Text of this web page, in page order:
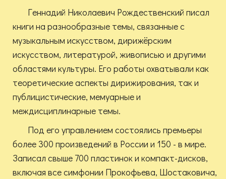
Геннадий Николаевич Рождественский писал
книги на разнообразные темы, связанные с
музыкальным искусством, дирижёрским
искусством, литературой, живописью и другими
областями культуры. Его работы охватывали как
теоретические аспекты дирижирования, так и
публицистические, мемуарные и
междисциплинарные темы.
Под его управлением состоялись премьеры
более 300 произведений в России и 150 - в мире.
Записал свыше 700 пластинок и компакт-дисков,
включая все симфонии Прокофьева, Шостаковича,